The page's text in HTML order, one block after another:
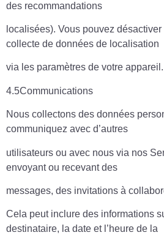
des recommandations
localisées). Vous pouvez
collecte de données de localisation
via les paramètres de votre appareil.
4.5Communications
Nous collectons des données
communiquez avec d’autres
utilisateurs ou avec nous via nos
envoyant ou recevant des
messages, des invitations à
Cela peut inclure des informations
destinataire, la date et l’heure de la